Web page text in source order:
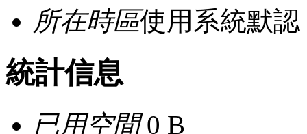
所在時區使用系統默認
統計信息
已用空間0 B